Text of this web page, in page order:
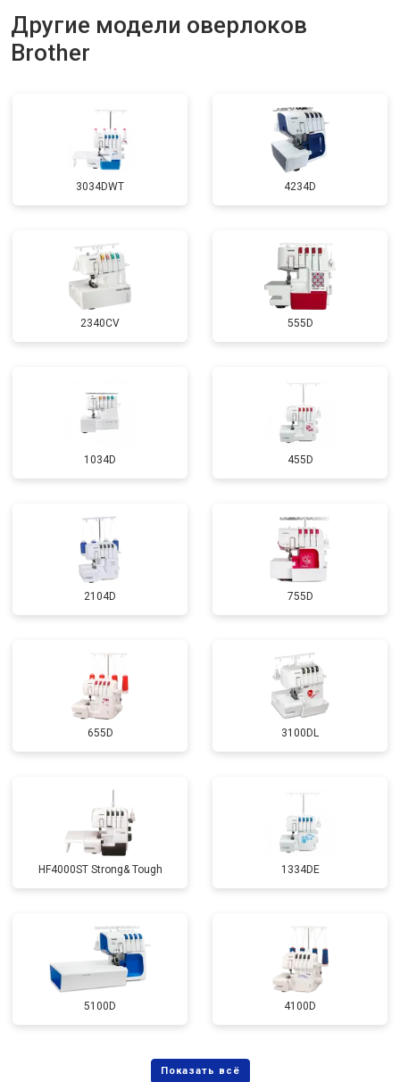
Другие модели оверлоков
Brother
3034DWT 4234D
2340CV 555D
1034D 455D
2104D 755D
655D 3100DL
HF4000ST Strong& Tough 1334DE
5100D 4100D